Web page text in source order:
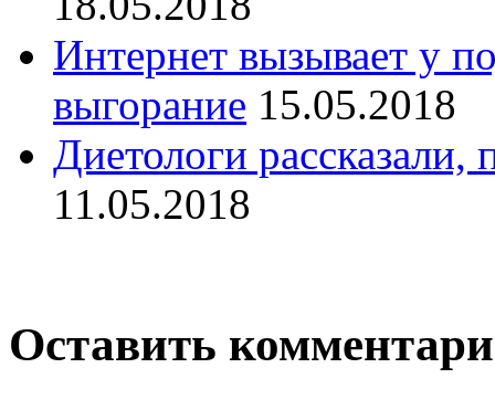
Интернет вызывает у
выгорание 15.05.2018
Диетологи
11.05.2018
Оставить